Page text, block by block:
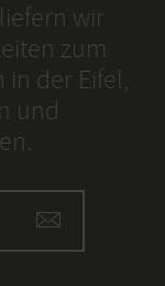
wir
zum
in der Eifel,
und